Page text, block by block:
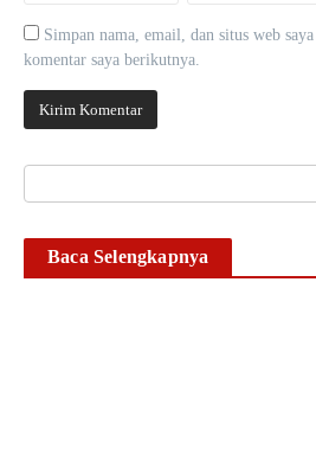
Simpan nama, email, dan situs web
komentar saya berikutnya.
Baca Selengkapnya